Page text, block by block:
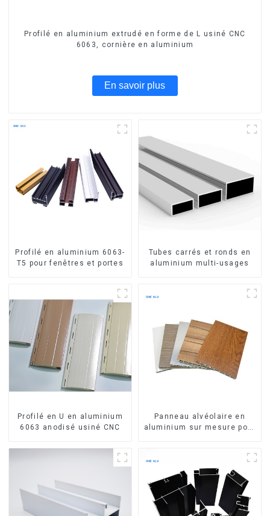
Profilé en aluminium extrudé en forme de L usiné CNC
6063, cornière en aluminium
En savoir plus
Profilé en aluminium 6063-
T5 pour fenêtres et portes
Tubes carrés et ronds en
aluminium multi-usages
Profilé en U en aluminium
6063 anodisé usiné CNC
Panneau alvéolaire en
aluminium sur mesure pour